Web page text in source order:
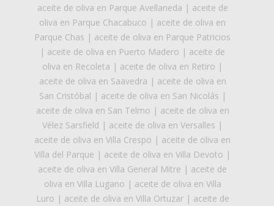
aceite de oliva en Parque Avellaneda | aceite de
oliva en Parque Chacabuco | aceite de oliva en
Parque Chas | aceite de oliva en Parque Patricios
| aceite de oliva en Puerto Madero | aceite de
oliva en Recoleta | aceite de oliva en Retiro |
aceite de oliva en Saavedra | aceite de oliva en
San Cristóbal | aceite de oliva en San Nicolás |
aceite de oliva en San Telmo | aceite de oliva en
Vélez Sarsfield | aceite de oliva en Versalles |
aceite de oliva en Villa Crespo | aceite de oliva en
Villa del Parque | aceite de oliva en Villa Devoto |
aceite de oliva en Villa General Mitre | aceite de
oliva en Villa Lugano | aceite de oliva en Villa
Luro | aceite de oliva en Villa Ortuzar| aceite de